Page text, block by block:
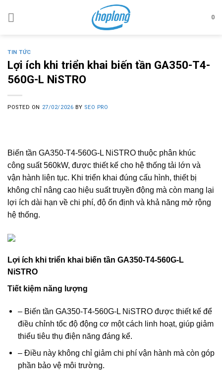
0
TIN TỨC
Lợi ích khi triển khai biến tần GA350-T4-
560G-L NiSTRO
POSTED ON 27/02/2026 BY SEO PRO
Biến tần GA350-T4-560G-L NiSTRO thuộc phân khúc
công suất 560kW, được thiết kế cho hệ thống tải lớn và
vận hành liên tục. Khi triển khai đúng cấu hình, thiết bị
không chỉ nâng cao hiệu suất truyền động mà còn mang lại
lợi ích dài hạn về chi phí, độ ổn định và khả năng mở rộng
hệ thống.
Lợi ích khi triển khai biến tần GA350-T4-560G-L
NiSTRO
Tiết kiệm năng lượng
– Biến tần GA350-T4-560G-L NiSTRO được thiết kế để
điều chỉnh tốc độ động cơ một cách linh hoạt, giúp giảm
thiểu tiêu thụ điện năng đáng kể.
– Điều này không chỉ giảm chi phí vận hành mà còn góp
phần bảo vệ môi trường.